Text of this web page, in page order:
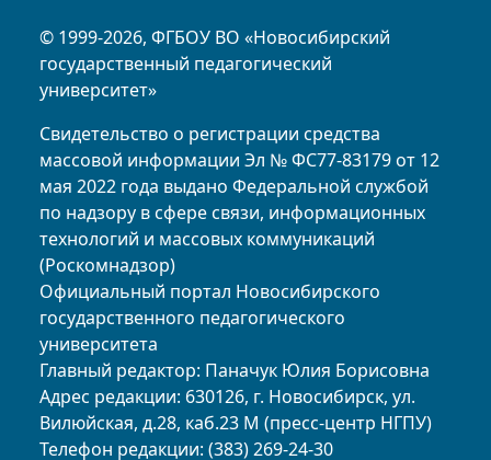
© 1999-2026, ФГБОУ ВО «Новосибирский
государственный педагогический
университет»
Свидетельство о регистрации средства
массовой информации Эл № ФС77-83179 от 12
мая 2022 года выдано Федеральной службой
по надзору в сфере связи, информационных
технологий и массовых коммуникаций
(Роскомнадзор)
Официальный портал Новосибирского
государственного педагогического
университета
Главный редактор: Паначук Юлия Борисовна
Адрес редакции: 630126, г. Новосибирск, ул.
Вилюйская, д.28, каб.23 М (пресс-центр НГПУ)
Телефон редакции: (383) 269-24-30